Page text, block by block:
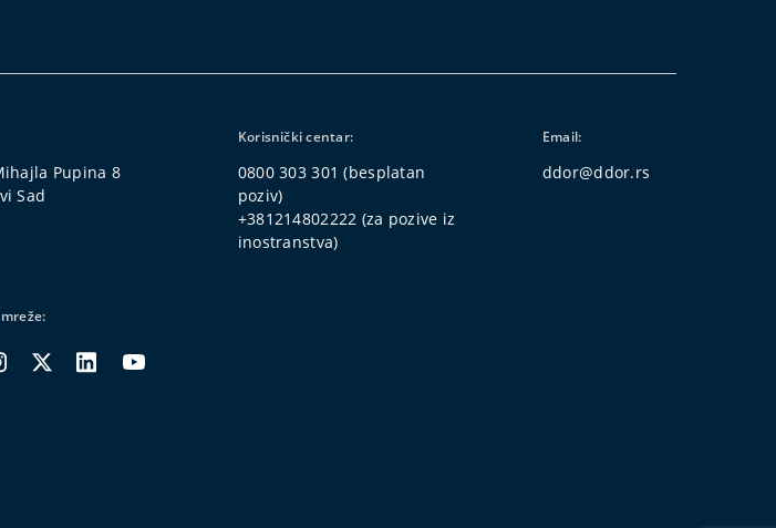
Pupina 8
Sad
Korisnički centar:
0800 303 301 (besplatan
poziv)
+381214802222 (za pozive iz
inostranstva)
Email:
ddor@ddor.rs